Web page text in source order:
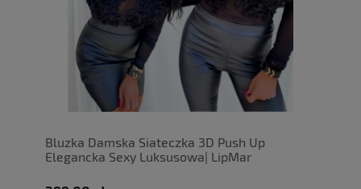
Bluzka Damska Siateczka 3D Push Up
Elegancka Sexy Luksusowa| LipMar